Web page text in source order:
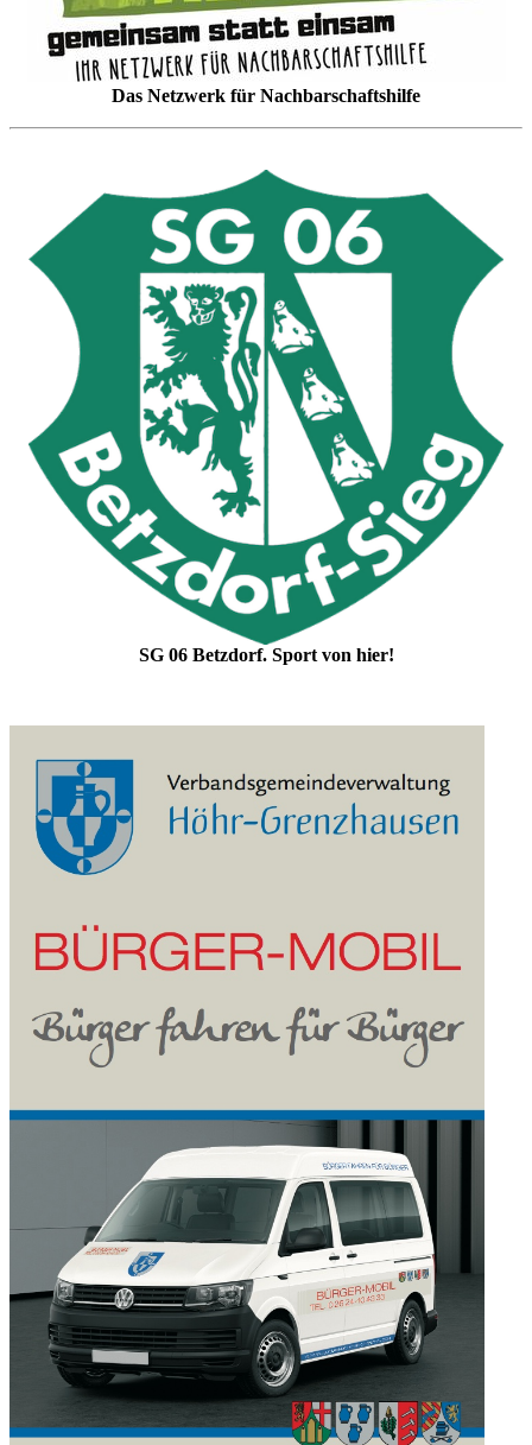
Das Netzwerk für Nachbarschaftshilfe
SG 06 Betzdorf. Sport von hier!